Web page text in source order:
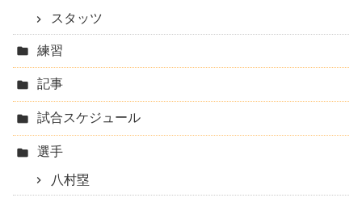
スタッツ
練習
記事
試合スケジュール
選手
八村塁